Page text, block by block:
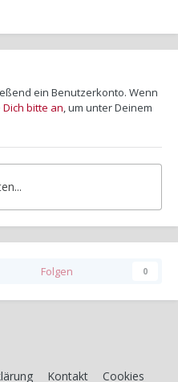
ein Benutzerkonto. Wenn
bitte an, um unter Deinem
Folgen 0
Kontakt Cookies